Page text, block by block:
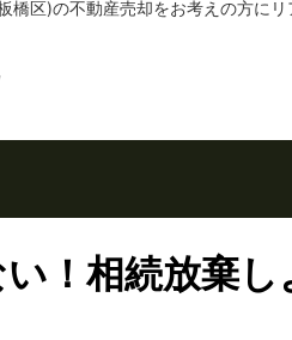
区)の不動産売却をお考えの方に
！相続放棄